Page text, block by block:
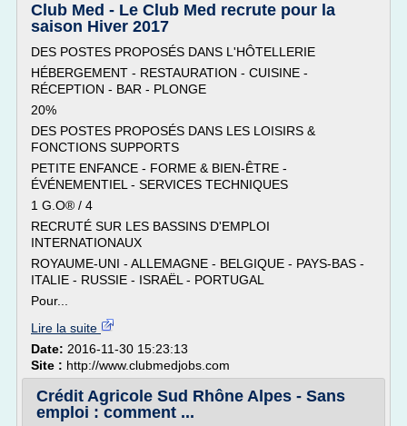
Club Med - Le Club Med recrute pour la
saison Hiver 2017
DES POSTES PROPOSÉS DANS L'HÔTELLERIE
HÉBERGEMENT - RESTAURATION - CUISINE -
RÉCEPTION - BAR - PLONGE
20%
DES POSTES PROPOSÉS DANS LES LOISIRS &
FONCTIONS SUPPORTS
PETITE ENFANCE - FORME & BIEN-ÊTRE -
ÉVÉNEMENTIEL - SERVICES TECHNIQUES
1 G.O® / 4
RECRUTÉ SUR LES BASSINS D'EMPLOI
INTERNATIONAUX
ROYAUME-UNI - ALLEMAGNE - BELGIQUE - PAYS-BAS -
ITALIE - RUSSIE - ISRAËL - PORTUGAL
Pour...
Lire la suite
Date: 2016-11-30 15:23:13
Site : http://www.clubmedjobs.com
Crédit Agricole Sud Rhône Alpes - Sans
emploi : comment ...